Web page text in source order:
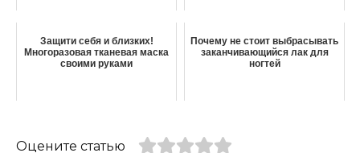
Защити себя и близких!
Многоразовая тканевая маска
своими руками
Почему не стоит выбрасывать
заканчивающийся лак для
ногтей
Оцените статью